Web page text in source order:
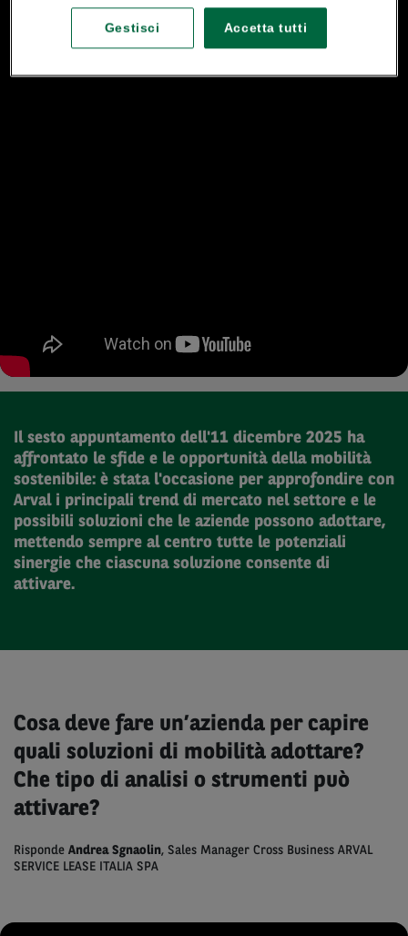
Il sesto appuntamento dell'11 dicembre 2025 ha
affrontato le sfide e le opportunità della mobilità
sostenibile: è stata l'occasione per approfondire con
Arval i principali trend di mercato nel settore e le
possibili soluzioni che le aziende possono adottare,
mettendo sempre al centro tutte le potenziali
sinergie che ciascuna soluzione consente di
attivare.
Cosa deve fare un’azienda per capire
quali soluzioni di mobilità adottare?
Che tipo di analisi o strumenti può
attivare?
Risponde Andrea Sgnaolin, Sales Manager Cross Business ARVAL
SERVICE LEASE ITALIA SPA
Gestisci Accetta tutti